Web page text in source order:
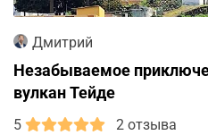
Дмитрий
Незабываемое
вулкан Тейде
5
2 отзыва